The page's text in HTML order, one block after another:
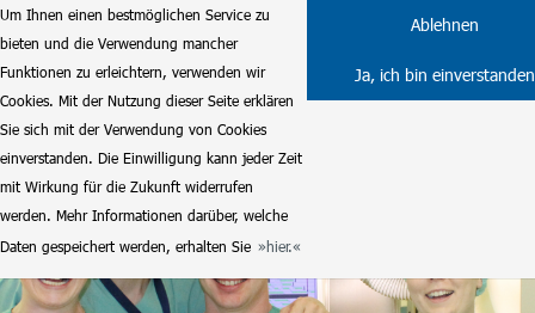
Um Ihnen einen bestmöglichen Service zu
bieten und die Verwendung mancher
Funktionen zu erleichtern, verwenden wir
Cookies. Mit der Nutzung dieser Seite erklären
Sie sich mit der Verwendung von Cookies
einverstanden. Die Einwilligung kann jeder Zeit
mit Wirkung für die Zukunft widerrufen
werden. Mehr Informationen darüber, welche
Daten gespeichert werden, erhalten Sie
hier.
Ablehnen
Ja, ich bin einverstanden